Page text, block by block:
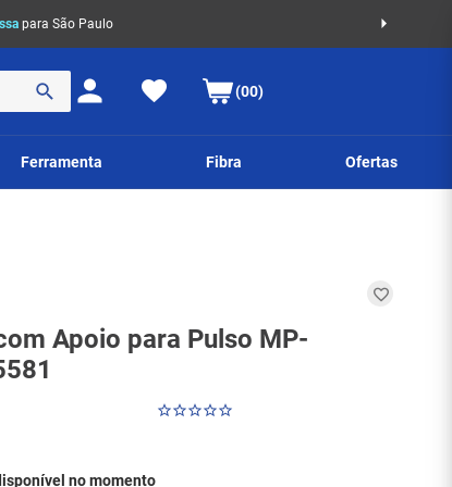
para São Paulo
(00)
Ferramenta Fibra Ofertas
Apoio para Pulso MP-
no momento